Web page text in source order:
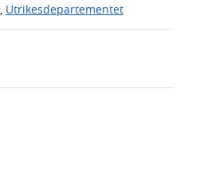
Utrikesdepartementet